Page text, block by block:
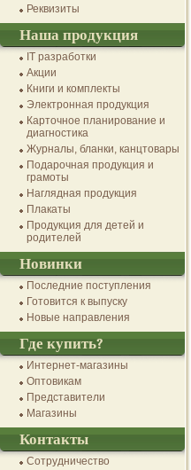
Реквизиты
Наша продукция
IT разработки
Акции
Книги и комплекты
Электронная продукция
Карточное планирование и
диагностика
Журналы, бланки, канцтовары
Подарочная продукция и
грамоты
Наглядная продукция
Плакаты
Продукция для детей и
родителей
Новинки
Последние поступления
Готовится к выпуску
Новые направления
Где купить?
Интернет-магазины
Оптовикам
Представители
Магазины
Контакты
Сотрудничество